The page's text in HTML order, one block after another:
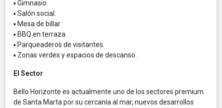
▪ Gimnasio.
▪ Salón social.
▪ Mesa de billar.
▪ BBQ en terraza.
▪ Parqueaderos de visitantes.
▪ Zonas verdes y espacios de descanso.
El Sector
Bello Horizonte es actualmente uno de los sectores premium
de Santa Marta por su cercanía al mar, nuevos desarrollos